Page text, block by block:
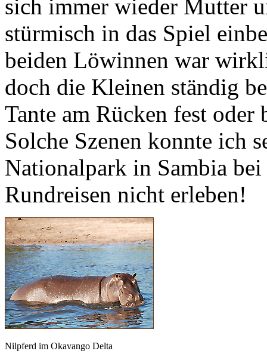
sich immer wieder Mutter
stürmisch in das Spiel
beiden Löwinnen war
doch die Kleinen ständig
Tante am Rücken fest oder
Solche Szenen konnte ich
Nationalpark in Sambia
Rundreisen nicht erleben!
Nilpferd im Okavango Delta